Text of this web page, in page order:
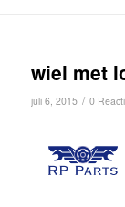
wiel met
juli 6, 2015 / 0